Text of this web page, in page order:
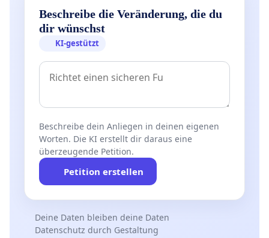
Beschreibe die Veränderung, die du
dir wünschst
KI-gestützt
Beschreibe dein Anliegen in deinen eigenen
Worten. Die KI erstellt dir daraus eine
überzeugende Petition.
Petition erstellen
Deine Daten bleiben deine Daten
Datenschutz durch Gestaltung